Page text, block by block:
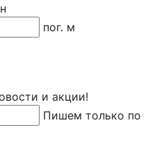
пог. м
и акции!
Пишем только по